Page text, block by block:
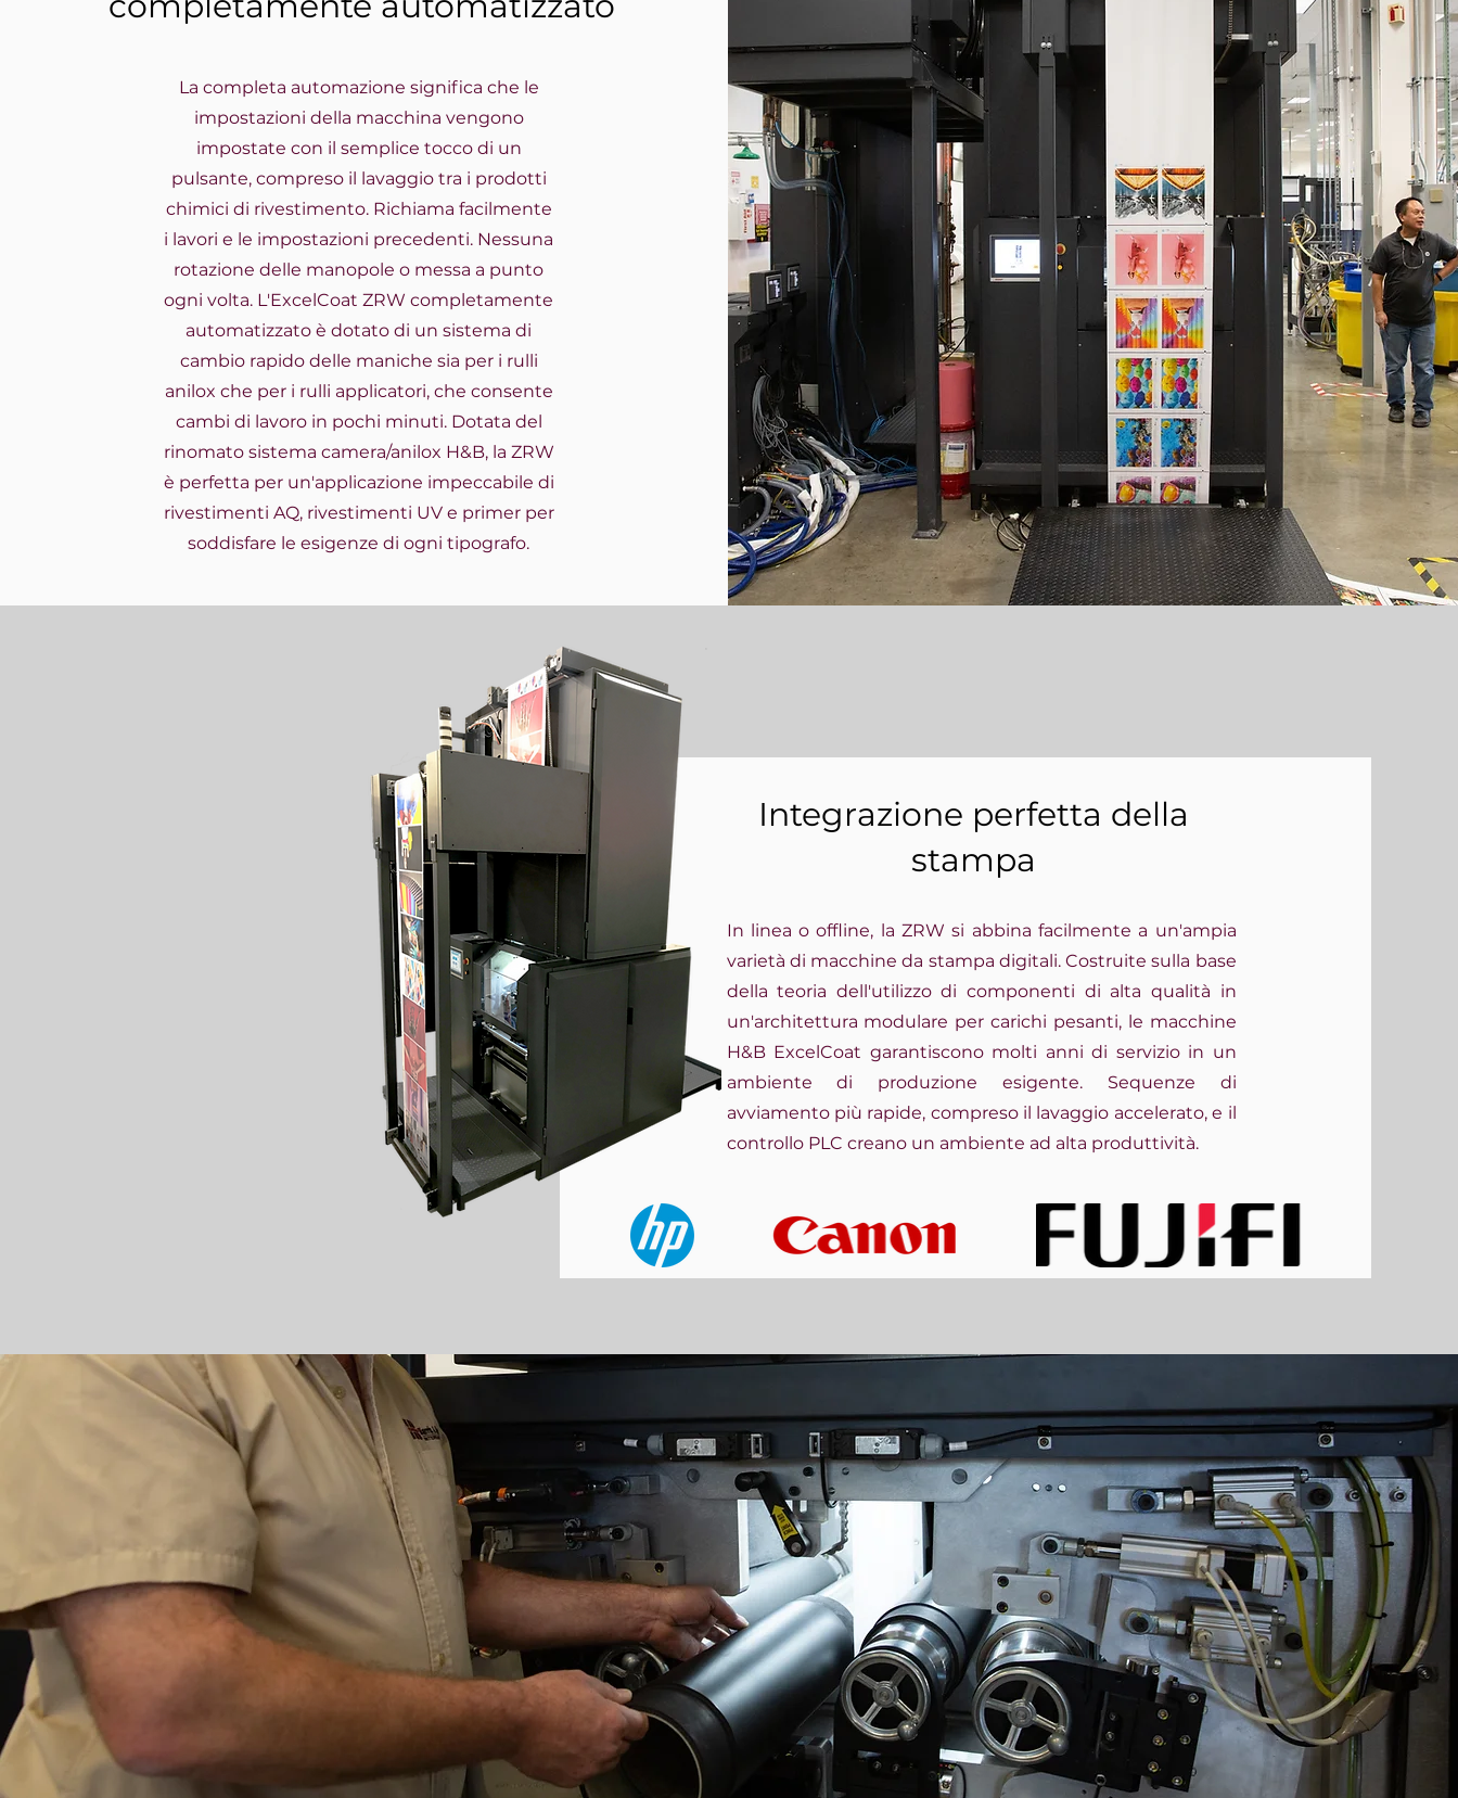
La completa automazione significa che le
impostazioni della macchina vengono
impostate con il semplice tocco di un
pulsante, compreso il lavaggio tra i prodotti
chimici di rivestimento. Richiama facilmente
i lavori e le impostazioni precedenti. Nessuna
rotazione delle manopole o messa a punto
ogni volta. L'ExcelCoat ZRW completamente
automatizzato è dotato di un sistema di
cambio rapido delle maniche sia per i rulli
anilox che per i rulli applicatori, che consente
cambi di lavoro in pochi minuti. Dotata del
rinomato sistema camera/anilox H&B, la ZRW
è perfetta per un'applicazione impeccabile di
rivestimenti AQ, rivestimenti UV e primer per
soddisfare le esigenze di ogni tipografo.
Integrazione perfetta della
stampa
In linea o offline, la ZRW si abbina facilmente a un'ampia
varietà di macchine da stampa digitali. Costruite sulla base
della teoria dell'utilizzo di componenti di alta qualità in
un'architettura modulare per carichi pesanti, le macchine
H&B ExcelCoat garantiscono molti anni di servizio in un
ambiente di produzione esigente. Sequenze di
avviamento più rapide, compreso il lavaggio accelerato, e il
controllo PLC creano un ambiente ad alta produttività.